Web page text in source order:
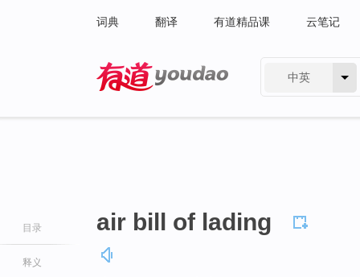
词典 翻译 有道精品课 云笔记
中英
目录
释义
air bill of lading